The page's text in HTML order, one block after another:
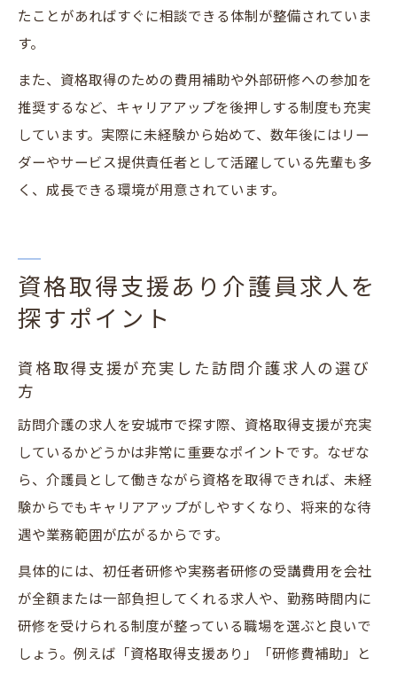
たことがあればすぐに相談できる体制が整備されていま
す。
また、資格取得のための費用補助や外部研修への参加を
推奨するなど、キャリアアップを後押しする制度も充実
しています。実際に未経験から始めて、数年後にはリー
ダーやサービス提供責任者として活躍している先輩も多
く、成長できる環境が用意されています。
資格取得支援あり介護員求人を
探すポイント
資格取得支援が充実した訪問介護求人の選び
方
訪問介護の求人を安城市で探す際、資格取得支援が充実
しているかどうかは非常に重要なポイントです。なぜな
ら、介護員として働きながら資格を取得できれば、未経
験からでもキャリアアップがしやすくなり、将来的な待
遇や業務範囲が広がるからです。
具体的には、初任者研修や実務者研修の受講費用を会社
が全額または一部負担してくれる求人や、勤務時間内に
研修を受けられる制度が整っている職場を選ぶと良いで
しょう。例えば「資格取得支援あり」「研修費補助」と